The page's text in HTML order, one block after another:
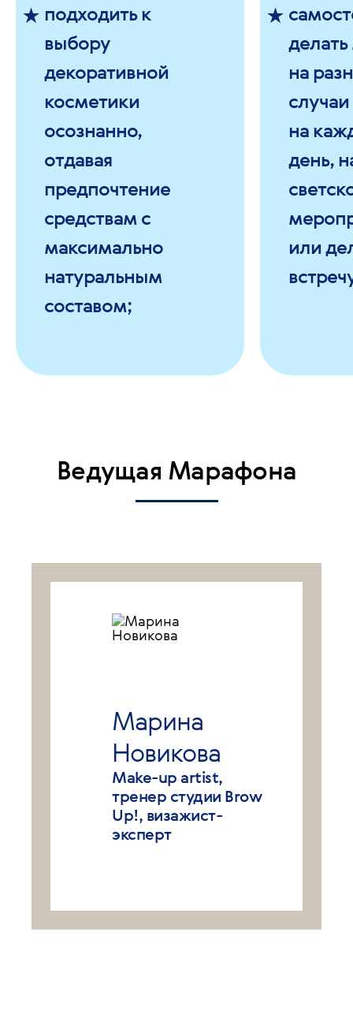
подходить к
выбору
декоративной
косметики
осознанно,
отдавая
предпочтение
средствам с
максимально
натуральным
составом;
на
на
день,
или
Ведущая Марафона
Марина
Новикова
Make-up artist,
тренер студии Brow
Up!, визажист-
эксперт